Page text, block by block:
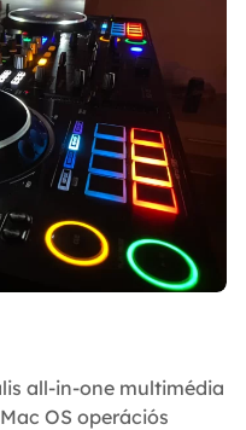
all-in-one multimédia
OS operációs